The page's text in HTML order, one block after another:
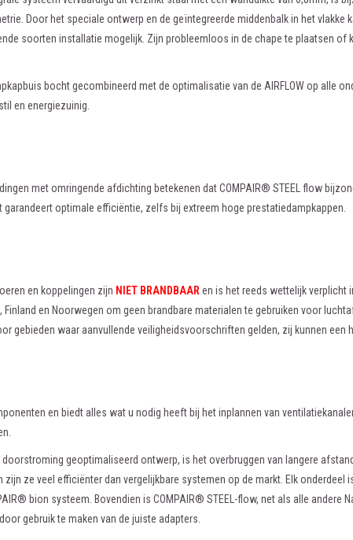
Door het speciale ontwerp en de geïntegreerde middenbalk in het vlakke
soorten installatie mogelijk. Zijn probleemloos in de chape te plaatsen of
bocht gecombineerd met de optimalisatie van de AIRFLOW op alle
en energiezuinig.
met omringende afdichting betekenen dat COMPAIR® STEEL flow
optimale efficiëntie, zelfs bij extreem hoge prestatiedampkappen.
en koppelingen zijn NIET BRANDBAAR en is het reeds wettelijk verplicht
en Noorwegen om geen brandbare materialen te gebruiken voor
gebieden waar aanvullende veiligheidsvoorschriften gelden, zij kunnen een
en biedt alles wat u nodig heeft bij het inplannen van
geoptimaliseerd ontwerp, is het overbruggen van langere
zijn ze veel efficiënter dan vergelijkbare systemen op de markt. Elk onderdeel
bion systeem. Bovendien is COMPAIR® STEEL-flow, net als alle andere
gebruik te maken van de juiste adapters.